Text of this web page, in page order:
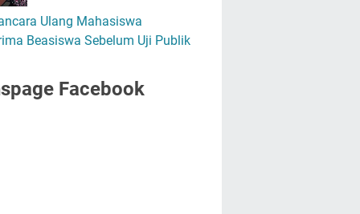
Ulang Mahasiswa
Beasiswa Sebelum Uji Publik
Facebook